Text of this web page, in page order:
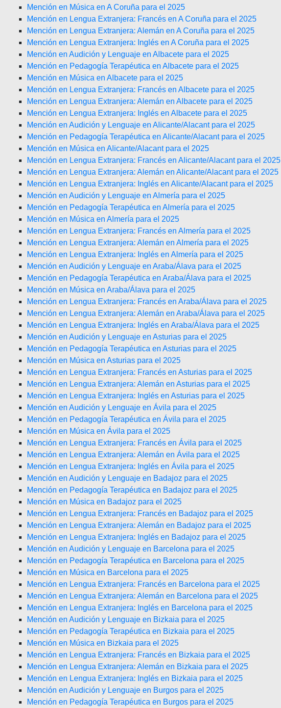
Mención en Música en A Coruña para el 2025
Mención en Lengua Extranjera: Francés en A Coruña para el 2025
Mención en Lengua Extranjera: Alemán en A Coruña para el 2025
Mención en Lengua Extranjera: Inglés en A Coruña para el 2025
Mención en Audición y Lenguaje en Albacete para el 2025
Mención en Pedagogía Terapéutica en Albacete para el 2025
Mención en Música en Albacete para el 2025
Mención en Lengua Extranjera: Francés en Albacete para el 2025
Mención en Lengua Extranjera: Alemán en Albacete para el 2025
Mención en Lengua Extranjera: Inglés en Albacete para el 2025
Mención en Audición y Lenguaje en Alicante/Alacant para el 2025
Mención en Pedagogía Terapéutica en Alicante/Alacant para el 2025
Mención en Música en Alicante/Alacant para el 2025
Mención en Lengua Extranjera: Francés en Alicante/Alacant para el 2025
Mención en Lengua Extranjera: Alemán en Alicante/Alacant para el 2025
Mención en Lengua Extranjera: Inglés en Alicante/Alacant para el 2025
Mención en Audición y Lenguaje en Almería para el 2025
Mención en Pedagogía Terapéutica en Almería para el 2025
Mención en Música en Almería para el 2025
Mención en Lengua Extranjera: Francés en Almería para el 2025
Mención en Lengua Extranjera: Alemán en Almería para el 2025
Mención en Lengua Extranjera: Inglés en Almería para el 2025
Mención en Audición y Lenguaje en Araba/Álava para el 2025
Mención en Pedagogía Terapéutica en Araba/Álava para el 2025
Mención en Música en Araba/Álava para el 2025
Mención en Lengua Extranjera: Francés en Araba/Álava para el 2025
Mención en Lengua Extranjera: Alemán en Araba/Álava para el 2025
Mención en Lengua Extranjera: Inglés en Araba/Álava para el 2025
Mención en Audición y Lenguaje en Asturias para el 2025
Mención en Pedagogía Terapéutica en Asturias para el 2025
Mención en Música en Asturias para el 2025
Mención en Lengua Extranjera: Francés en Asturias para el 2025
Mención en Lengua Extranjera: Alemán en Asturias para el 2025
Mención en Lengua Extranjera: Inglés en Asturias para el 2025
Mención en Audición y Lenguaje en Ávila para el 2025
Mención en Pedagogía Terapéutica en Ávila para el 2025
Mención en Música en Ávila para el 2025
Mención en Lengua Extranjera: Francés en Ávila para el 2025
Mención en Lengua Extranjera: Alemán en Ávila para el 2025
Mención en Lengua Extranjera: Inglés en Ávila para el 2025
Mención en Audición y Lenguaje en Badajoz para el 2025
Mención en Pedagogía Terapéutica en Badajoz para el 2025
Mención en Música en Badajoz para el 2025
Mención en Lengua Extranjera: Francés en Badajoz para el 2025
Mención en Lengua Extranjera: Alemán en Badajoz para el 2025
Mención en Lengua Extranjera: Inglés en Badajoz para el 2025
Mención en Audición y Lenguaje en Barcelona para el 2025
Mención en Pedagogía Terapéutica en Barcelona para el 2025
Mención en Música en Barcelona para el 2025
Mención en Lengua Extranjera: Francés en Barcelona para el 2025
Mención en Lengua Extranjera: Alemán en Barcelona para el 2025
Mención en Lengua Extranjera: Inglés en Barcelona para el 2025
Mención en Audición y Lenguaje en Bizkaia para el 2025
Mención en Pedagogía Terapéutica en Bizkaia para el 2025
Mención en Música en Bizkaia para el 2025
Mención en Lengua Extranjera: Francés en Bizkaia para el 2025
Mención en Lengua Extranjera: Alemán en Bizkaia para el 2025
Mención en Lengua Extranjera: Inglés en Bizkaia para el 2025
Mención en Audición y Lenguaje en Burgos para el 2025
Mención en Pedagogía Terapéutica en Burgos para el 2025